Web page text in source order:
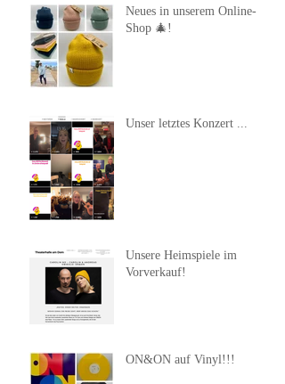
Neues in unserem Online-
Shop 🎄!
Unser letztes Konzert ...
Unsere Heimspiele im
Vorverkauf!
ON&ON auf Vinyl!!!